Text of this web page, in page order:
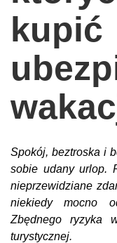
sposób na życie
podróże
zrób to sam
EKO – Styl
kuchnia
galerie
kupić
Spokój, beztroska i
sobie udany urlop.
nieprzewidziane
niekiedy mocno
Zbędnego ryzyka
turystycznej.